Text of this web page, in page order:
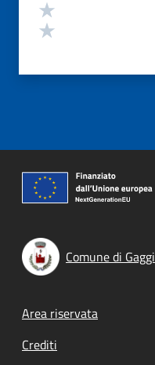
Comune di Gaggi
Footer menu
Area riservata
Crediti